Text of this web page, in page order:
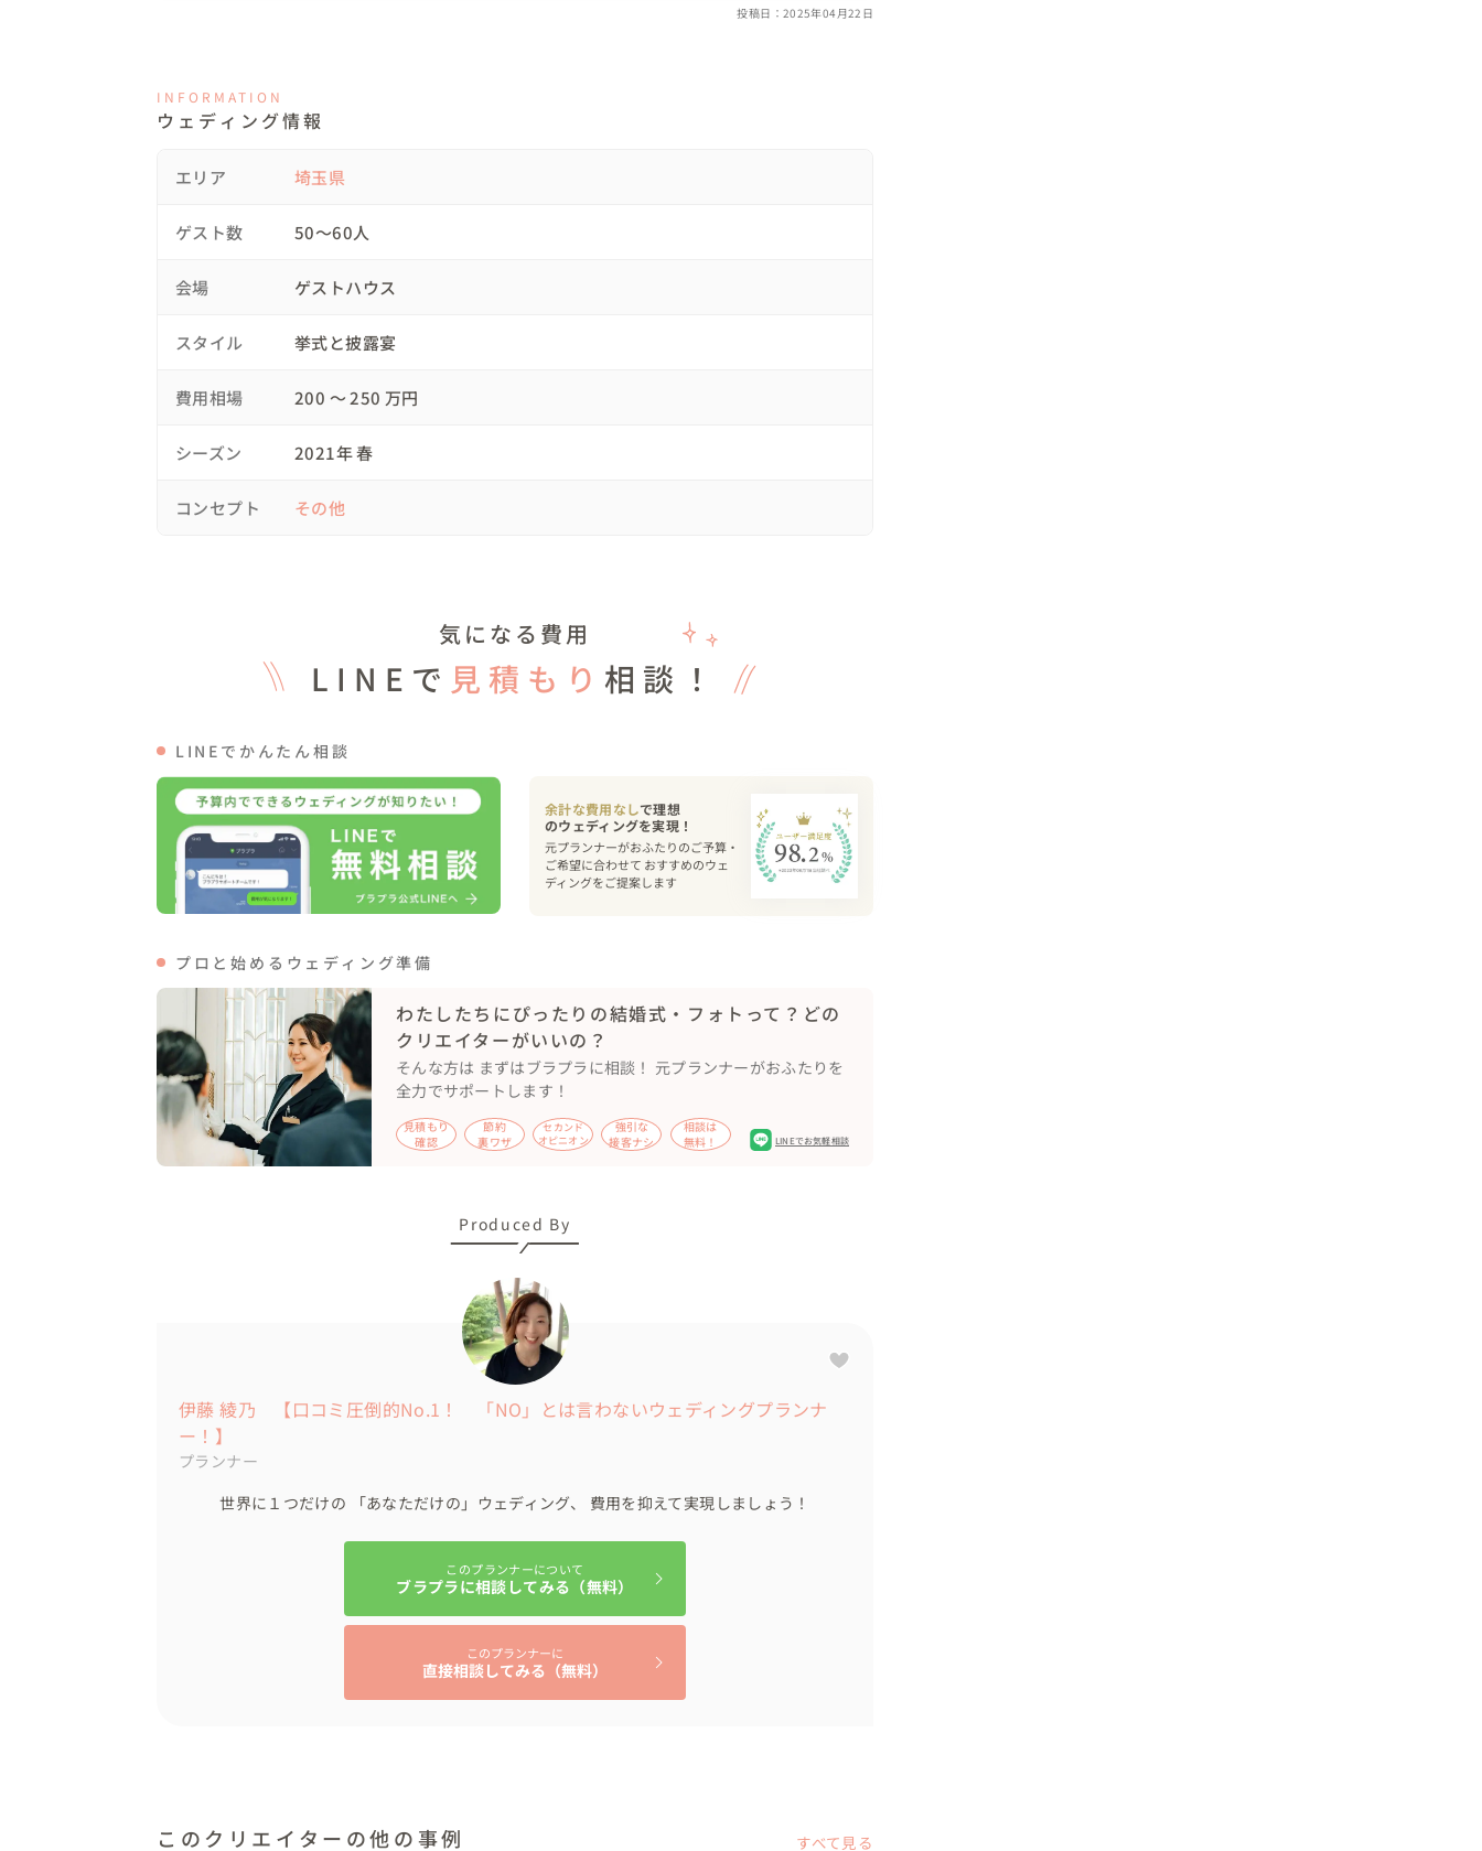
その後はエアランチャーという、パラシュートベアが3つ飛び出す楽しい演出も行い、ここで
◎やりたいことを詰め込んだ最高にHappyな日！
のケーキセレモニーでは以前プロデュースさせていただいたご新郎お兄さん夫妻をサプライズ
イトと言います＾＾）数年前にお二方の実際のウェディングでアナウンスさせていただいた
ップ！！お兄さんもかなりノリのいい方で、奥様もお綺麗で上品な中にもノリがよく（笑）か
場の盛り上がりに応戦し、司会を務めた私もその楽しさに引き込まれてしまうほどの大盛り上
タイムではおふたりが事前に用意した「ポーズくじ」で撮影時のポーズを決めてテーブルのみ
コロナの影響で1年以上の期間ご準備をご一緒させていただきました。当初の日取りではお子
様はお腹の中におられたので性別当てクイズなども行う予定でしたが、延期後の日取りではそ
のお子様も無事にお生まれになり＾＾
せでしたし、当日は集まってくださったゲストにお子様のお披露目もできて、可愛らしいお子
様の写真もいっぱい残せたので（お子様も衣装を2着準備！お色直しがありました＾＾）よか
ったことがたくさんあります。
おふたりこれからも、末永くお幸せにお過ごしくださいね♡
投稿日：2025年04月22日
INFORMATION
ウェディング情報
エリア 埼玉県
ゲスト数 50〜60人
会場 ゲストハウス
スタイル 挙式と披露宴
費用相場 200 〜 250 万円
シーズン 2021年 春
コンセプト その他
気になる費用
LINEで 見積もり 相談！
LINEでかんたん相談
余計な費用なしで理想
元プランナーがおふたりのご予算・
ご希望に合わせて おすすめのウェ
ディングをご提案します
プロと始めるウェディング準備
わたしたちにぴったりの結婚式・フォトって？どの
クリエイターがいいの？
そんな方は まずはブラプラに相談！ 元プランナーがおふたりを
全力でサポートします！
見積もり
確認
節約
裏ワザ
セカンド
オピニオン
強引な
接客ナシ
相談は
無料！
LINEでお気軽相談
Produced By
伊藤 綾乃 【口コミ圧倒的No.1！ 「NO」とは言わないウェディングプランナ
ー！】
プランナー
世界に１つだけの 「あなただけの」ウェディング、 費用を抑えて実現しましょう！
このプランナーについて
ブラプラに相談してみる（無料）
このプランナーに
直接相談してみる（無料）
このクリエイターの他の事例 すべて見る